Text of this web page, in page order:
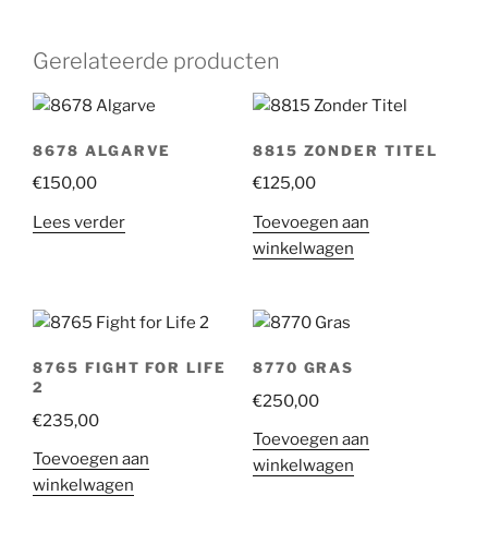
Gerelateerde producten
8678 ALGARVE
€150,00
Lees verder
8815 ZONDER TITEL
€125,00
Toevoegen aan
winkelwagen
8765 FIGHT FOR LIFE
2
€235,00
Toevoegen aan
winkelwagen
8770 GRAS
€250,00
Toevoegen aan
winkelwagen